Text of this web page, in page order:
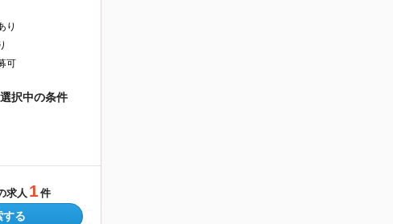
り
可
択中の条件
求人 1 件
する